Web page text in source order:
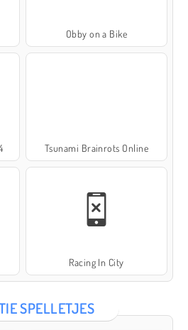
Obby on a Bike
Tsunami Brainrots Online
Racing In City
SPELLETJES